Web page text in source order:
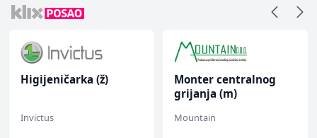
Higijeničarka (ž)
Invictus
Monter centralnog
grijanja (m)
Mountain